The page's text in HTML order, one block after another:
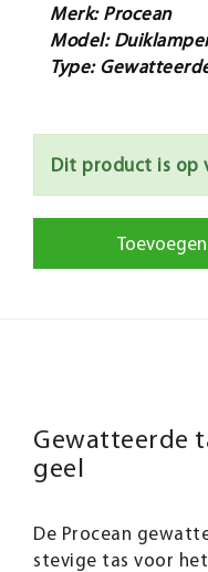
Merk: Procean
Model:
Type:
Dit product is op
Gewatteerde
geel
De Procean
stevige tas voor